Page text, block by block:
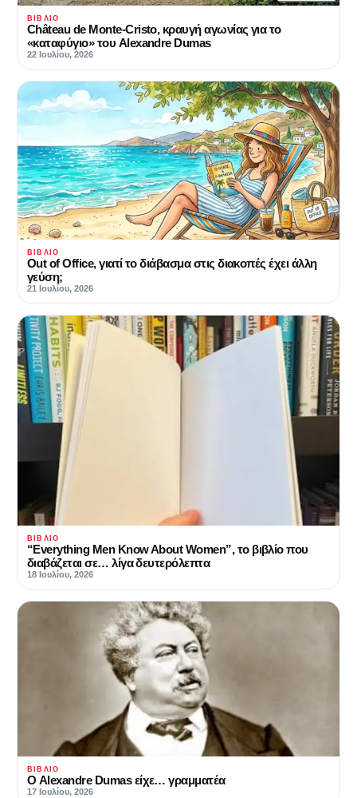
ΒΙΒΛΊΟ
Château de Monte-Cristo, κραυγή αγωνίας για το
«καταφύγιο» του Alexandre Dumas
22 Ιουλίου, 2026
ΒΙΒΛΊΟ
Out of Office, γιατί το διάβασμα στις διακοπές έχει άλλη
γεύση;
21 Ιουλίου, 2026
ΒΙΒΛΊΟ
“Everything Men Know About Women”, το βιβλίο που
διαβάζεται σε… λίγα δευτερόλεπτα
18 Ιουλίου, 2026
ΒΙΒΛΊΟ
Ο Alexandre Dumas είχε… γραμματέα
17 Ιουλίου, 2026